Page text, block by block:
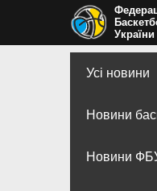
України
Усі новини
Новини
Новини